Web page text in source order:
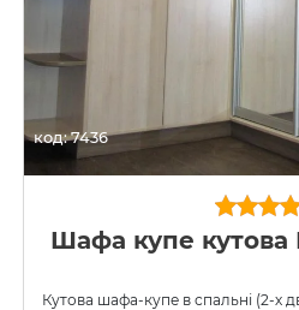
код: 7436
Шафа купе кутова
Кутова шафа-купе в спальні (2-х